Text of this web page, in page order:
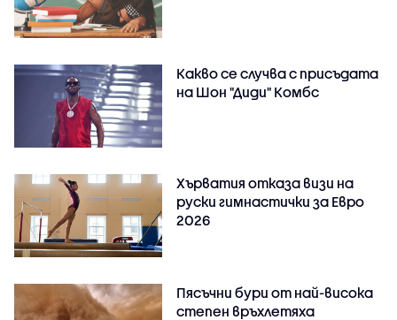
Какво се случва с присъдата
на Шон "Диди" Комбс
Хърватия отказа визи на
руски гимнастички за Евро
2026
Пясъчни бури от най-висока
степен връхлетяха